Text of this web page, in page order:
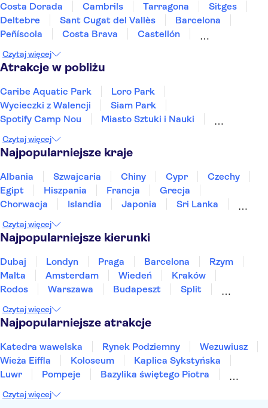
Costa Dorada Cambrils Tarragona
Sitges
Deltebre
Sant Cugat del Vallès
Barcelona
Peñíscola
Costa Brava
Castellón
Sant Feliu de Guíxols
Czytaj więcej
Atrakcje w pobliżu
Caribe Aquatic Park
Loro Park
Wycieczki z Walencji
Siam Park
Spotify Camp Nou
Miasto Sztuki i Nauki
Aquarium Poema del Mar
Parki rozrywki w Barcelonie
Pałac Muzyki Katalońskiej
Salinas de Janubio
Czytaj więcej
Najpopularniejsze kraje
Albania Szwajcaria Chiny Cypr
Czechy
Egipt
Hiszpania Francja
Grecja
Chorwacja
Islandia Japonia
Sri Lanka
Tunezja
Turcja Wietnam
Czytaj więcej
Najpopularniejsze kierunki
Dubaj Londyn Praga Barcelona
Rzym
Malta
Amsterdam Wiedeń
Kraków
Rodos
Warszawa Budapeszt
Split
Sopot
Gdynia Zakopane
Czytaj więcej
Najpopularniejsze atrakcje
Katedra wawelska Rynek Podziemny
Wezuwiusz
Wieża Eiffla
Koloseum
Kaplica Sykstyńska
Luwr
Pompeje
Bazylika świętego Piotra
Etna
Wawel
Czytaj więcej